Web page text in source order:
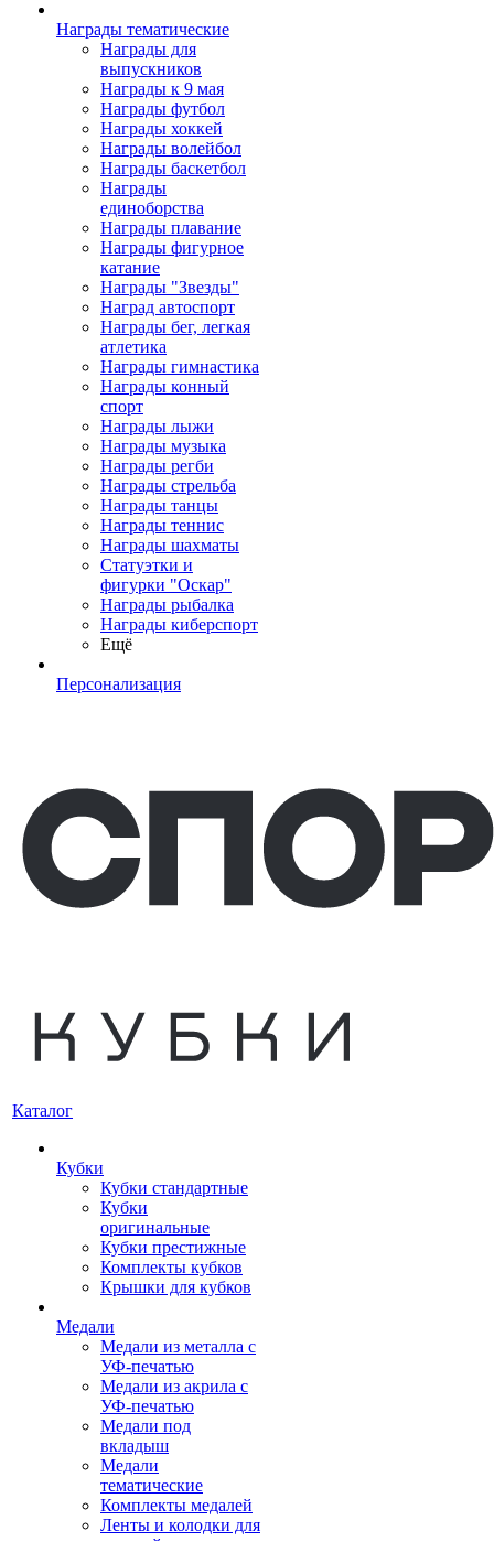
Награды тематические
Награды для
выпускников
Награды к 9 мая
Награды футбол
Награды хоккей
Награды волейбол
Награды баскетбол
Награды
единоборства
Награды плавание
Награды фигурное
катание
Награды "Звезды"
Наград автоспорт
Награды бег, легкая
атлетика
Награды гимнастика
Награды конный
спорт
Награды лыжи
Награды музыка
Награды регби
Награды стрельба
Награды танцы
Награды теннис
Награды шахматы
Статуэтки и
фигурки "Оскар"
Награды рыбалка
Награды киберспорт
Ещё
Персонализация
Каталог
Кубки
Кубки стандартные
Кубки
оригинальные
Кубки престижные
Комплекты кубков
Крышки для кубков
Медали
Медали из металла с
УФ-печатью
Медали из акрила с
УФ-печатью
Медали под
вкладыш
Медали
тематические
Комплекты медалей
Ленты и колодки для